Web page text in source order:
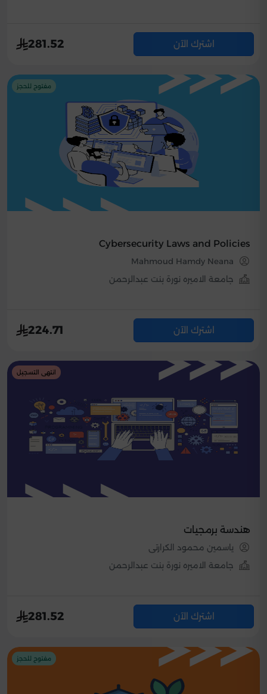
اشترك الآن 281.52
مفتوح للحجز
Cybersecurity Laws and Policies
Mahmoud Hamdy Neana
جامعة الاميره نورة بنت عبدالرحمن
اشترك الآن 224.71
انتهى التسجيل
هندسة برمجيات
ياسمين محمود الكرارتى
جامعة الاميره نورة بنت عبدالرحمن
اشترك الآن 281.52
مفتوح للحجز